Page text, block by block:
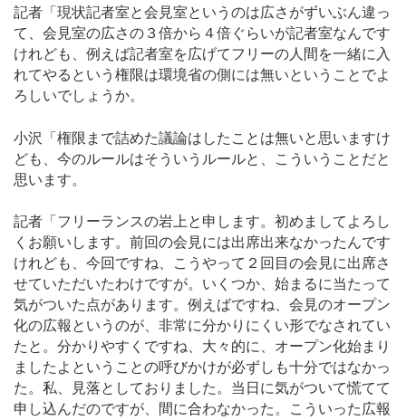
記者「現状記者室と会見室というのは広さがずいぶん違っ
て、会見室の広さの３倍から４倍ぐらいが記者室なんです
けれども、例えば記者室を広げてフリーの人間を一緒に入
れてやるという権限は環境省の側には無いということでよ
ろしいでしょうか。
小沢「権限まで詰めた議論はしたことは無いと思いますけ
ども、今のルールはそういうルールと、こういうことだと
思います。
記者「フリーランスの岩上と申します。初めましてよろし
くお願いします。前回の会見には出席出来なかったんです
けれども、今回ですね、こうやって２回目の会見に出席さ
せていただいたわけですが。いくつか、始まるに当たって
気がついた点があります。例えばですね、会見のオープン
化の広報というのが、非常に分かりにくい形でなされてい
たと。分かりやすくですね、大々的に、オープン化始まり
ましたよということの呼びかけが必ずしも十分ではなかっ
た。私、見落としておりました。当日に気がついて慌てて
申し込んだのですが、間に合わなかった。こういった広報